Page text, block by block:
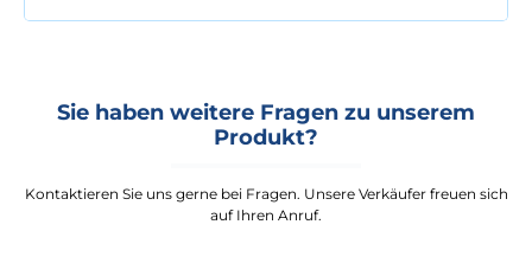
Sie haben weitere Fragen zu unserem
Produkt?
Kontaktieren Sie uns gerne bei Fragen. Unsere Verkäufer freuen sich
auf Ihren Anruf.